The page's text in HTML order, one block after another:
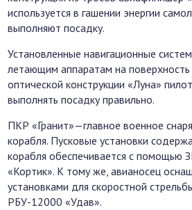
используется в гашении энергии
выполняют посадку.
Установленные навигационные
летающим аппаратам на
оптической конструкции «Луна»
выполнять посадку правильно.
ПКР «Гранит»—главное военное
корабля. Пусковые установки
корабля обеспечивается с помощью
«Кортик». К тому же, авианосец
установками для скоростной
РБУ-12000 «Удав».